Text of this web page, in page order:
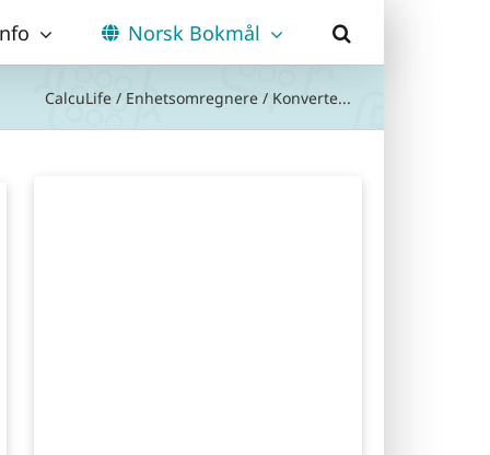
Norsk Bokmål
CalcuLife / Enhetsomregnere / Konverte...